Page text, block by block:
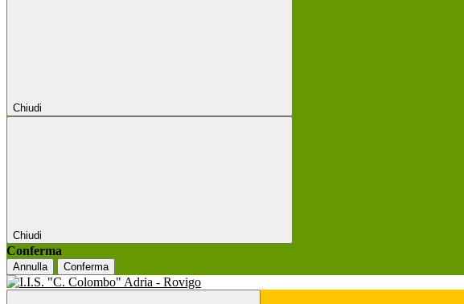
Chiudi
Chiudi
Conferma
Annulla Conferma